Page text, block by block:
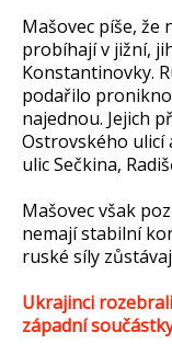
Mašovec píše, že
probíhají v jižní,
Konstantinovky.
podařilo
najednou. Jejich
Ostrovského ulicí
ulic Sečkina,
Mašovec však
nemají stabilní
ruské síly
Ukrajinci
západní